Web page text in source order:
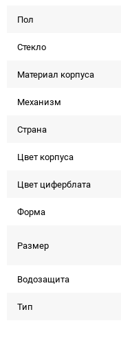
Пол
Стекло
Материал корпуса
Механизм
Страна
Цвет корпуса
Цвет циферблата
Форма
Размер
Водозащита
Тип